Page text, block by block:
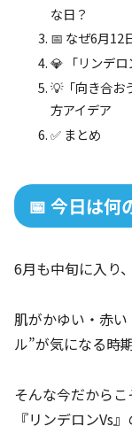
な日？
📅 なぜ6月12
💎 「リンデロ
💡「向き合お
方アイデア
✅ まとめ
📅 今日は何
6月も中旬に入り
肌がかゆい・赤
ル”が気になる時
そんな今だから
『リンデロンVs